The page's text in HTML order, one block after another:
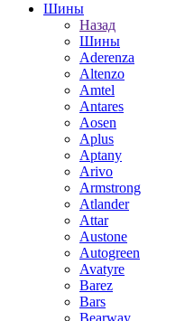
Шины
Назад
Шины
Aderenza
Altenzo
Amtel
Antares
Aosen
Aplus
Aptany
Arivo
Armstrong
Atlander
Attar
Austone
Autogreen
Avatyre
Barez
Bars
Bearway